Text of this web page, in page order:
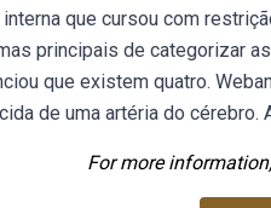
que cursou com
principais de categorizar
que existem quatro.
de uma artéria do cérebro.
For more